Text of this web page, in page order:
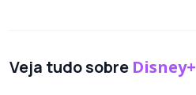
Veja tudo sobre Disney+